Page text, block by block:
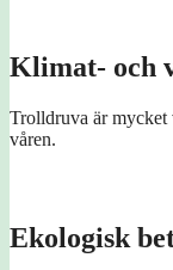
Klimat- och
Trolldruva är mycket
våren.
Ekologisk